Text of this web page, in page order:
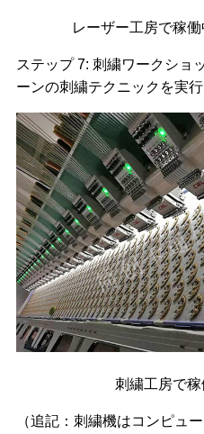
レーザー工房で稼
ステップ 7: 刺繍ワークショ
ーンの刺繍テクニックを実行
刺繍工房で
（追記：刺繍機はコンピュ